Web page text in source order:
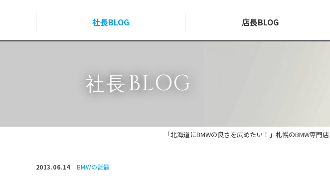
社長BLOG 店長BLOG
社長BLOG
「北海道にBMWの良さを広めたい！」札幌のBMW専門
2013.06.14 BMWの話題